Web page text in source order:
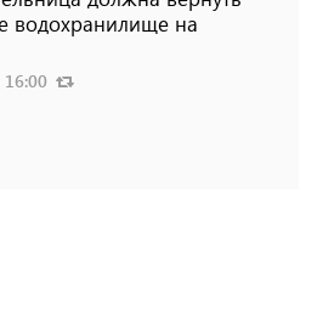
водохранилище на
16:00